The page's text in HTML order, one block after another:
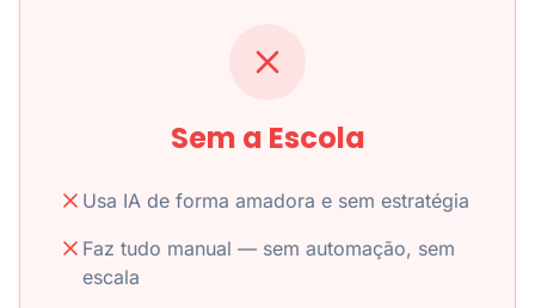
Sem a Escola
Usa IA de forma amadora e sem estratégia
Faz tudo manual — sem automação, sem
escala